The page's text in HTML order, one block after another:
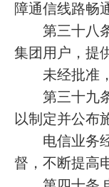
障通信线路畅
第三十八条
集团用户，提
未经批准，
第三十九条
以制定并公布
电信业务经
督，不断提高